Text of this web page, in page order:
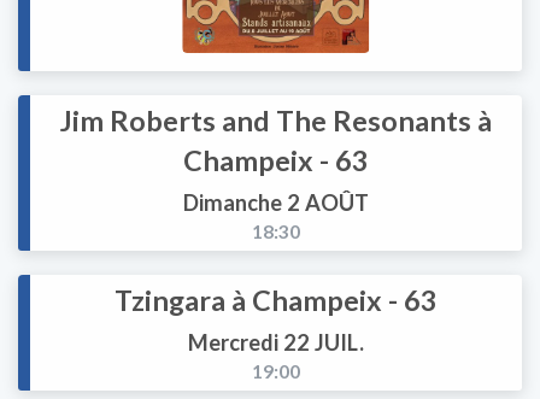
Jim Roberts and The Resonants à
Champeix - 63
Dimanche 2 AOÛT
18:30
Tzingara à Champeix - 63
Mercredi 22 JUIL.
19:00